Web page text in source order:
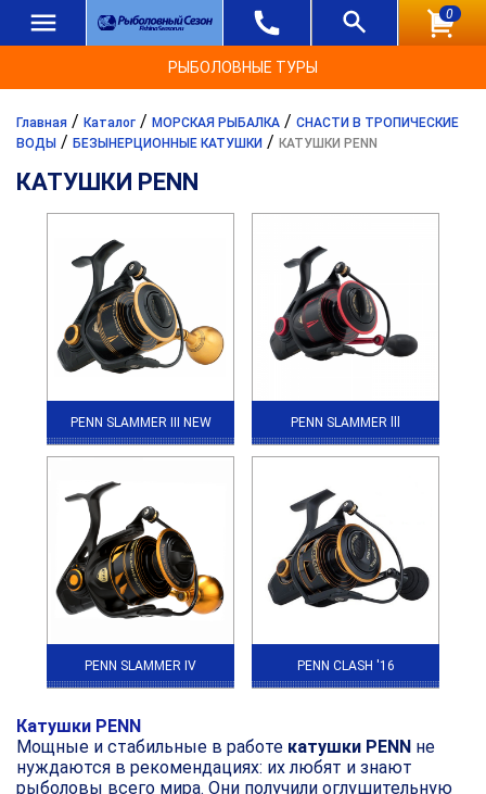
0
РЫБОЛОВНЫЕ ТУРЫ
Главная / Каталог / МОРСКАЯ РЫБАЛКА / СНАСТИ В ТРОПИЧЕСКИЕ
ВОДЫ / БЕЗЫНЕРЦИОННЫЕ КАТУШКИ / КАТУШКИ PENN
КАТУШКИ PENN
PENN SLAMMER III NEW PENN SLAMMER lll
PENN SLAMMER IV PENN CLASH '16
Катушки PENN
Мощные и стабильные в работе катушки PENN не
нуждаются в рекомендациях: их любят и знают
рыболовы всего мира. Они получили оглушительную